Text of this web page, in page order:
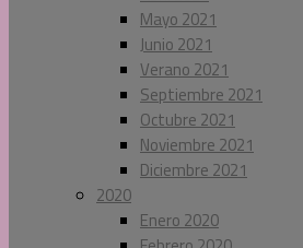
Mayo 2021
Junio 2021
Verano 2021
Septiembre 2021
Octubre 2021
Noviembre 2021
Diciembre 2021
2020
Enero 2020